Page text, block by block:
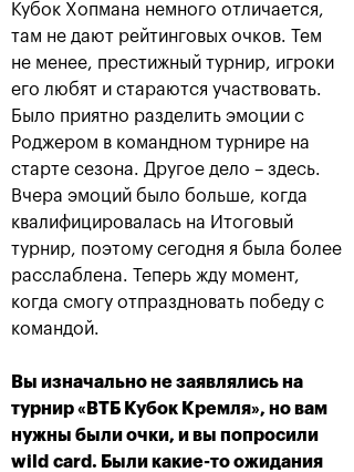
Рублёв — чемпион XXX
турнира «ВТБ Кубок
Кремля»
20 октября, 21:00
Кубок Хопмана немного отличается,
там не дают рейтинговых очков. Тем
не менее, престижный турнир, игроки
его любят и стараются участвовать.
Было приятно разделить эмоции с
Роджером в командном турнире на
старте сезона. Другое дело – здесь.
Вчера эмоций было больше, когда
квалифицировалась на Итоговый
турнир, поэтому сегодня я была более
расслаблена. Теперь жду момент,
когда смогу отпраздновать победу с
командой.
Вы изначально не заявлялись на
турнир «ВТБ Кубок Кремля», но вам
нужны были очки, и вы попросили
wild card. Были какие-то ожидания